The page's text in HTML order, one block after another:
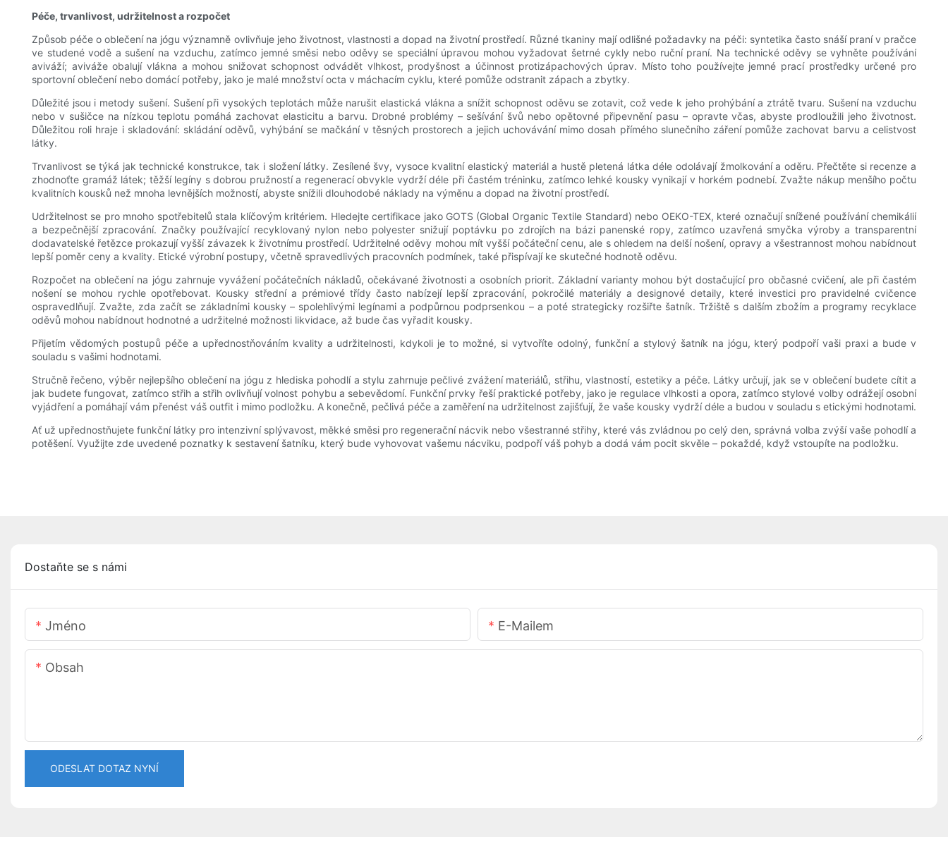
Péče, trvanlivost, udržitelnost a rozpočet
Způsob péče o oblečení na jógu významně ovlivňuje jeho životnost, vlastnosti a dopad na životní prostředí. Různé tkaniny mají odlišné požadavky na péči: syntetika často snáší praní v pračce
ve studené vodě a sušení na vzduchu, zatímco jemné směsi nebo oděvy se speciální úpravou mohou vyžadovat šetrné cykly nebo ruční praní. Na technické oděvy se vyhněte používání
aviváží; aviváže obalují vlákna a mohou snižovat schopnost odvádět vlhkost, prodyšnost a účinnost protizápachových úprav. Místo toho používejte jemné prací prostředky určené pro
sportovní oblečení nebo domácí potřeby, jako je malé množství octa v máchacím cyklu, které pomůže odstranit zápach a zbytky.
Důležité jsou i metody sušení. Sušení při vysokých teplotách může narušit elastická vlákna a snížit schopnost oděvu se zotavit, což vede k jeho prohýbání a ztrátě tvaru. Sušení na vzduchu
nebo v sušičce na nízkou teplotu pomáhá zachovat elasticitu a barvu. Drobné problémy – sešívání švů nebo opětovné připevnění pasu – opravte včas, abyste prodloužili jeho životnost.
Důležitou roli hraje i skladování: skládání oděvů, vyhýbání se mačkání v těsných prostorech a jejich uchovávání mimo dosah přímého slunečního záření pomůže zachovat barvu a celistvost
látky.
Trvanlivost se týká jak technické konstrukce, tak i složení látky. Zesílené švy, vysoce kvalitní elastický materiál a hustě pletená látka déle odolávají žmolkování a oděru. Přečtěte si recenze a
zhodnoťte gramáž látek; těžší legíny s dobrou pružností a regenerací obvykle vydrží déle při častém tréninku, zatímco lehké kousky vynikají v horkém podnebí. Zvažte nákup menšího počtu
kvalitních kousků než mnoha levnějších možností, abyste snížili dlouhodobé náklady na výměnu a dopad na životní prostředí.
Udržitelnost se pro mnoho spotřebitelů stala klíčovým kritériem. Hledejte certifikace jako GOTS (Global Organic Textile Standard) nebo OEKO-TEX, které označují snížené používání chemikálií
a bezpečnější zpracování. Značky používající recyklovaný nylon nebo polyester snižují poptávku po zdrojích na bázi panenské ropy, zatímco uzavřená smyčka výroby a transparentní
dodavatelské řetězce prokazují vyšší závazek k životnímu prostředí. Udržitelné oděvy mohou mít vyšší počáteční cenu, ale s ohledem na delší nošení, opravy a všestrannost mohou nabídnout
lepší poměr ceny a kvality. Etické výrobní postupy, včetně spravedlivých pracovních podmínek, také přispívají ke skutečné hodnotě oděvu.
Rozpočet na oblečení na jógu zahrnuje vyvážení počátečních nákladů, očekávané životnosti a osobních priorit. Základní varianty mohou být dostačující pro občasné cvičení, ale při častém
nošení se mohou rychle opotřebovat. Kousky střední a prémiové třídy často nabízejí lepší zpracování, pokročilé materiály a designové detaily, které investici pro pravidelné cvičence
ospravedlňují. Zvažte, zda začít se základními kousky – spolehlivými legínami a podpůrnou podprsenkou – a poté strategicky rozšiřte šatník. Tržiště s dalším zbožím a programy recyklace
oděvů mohou nabídnout hodnotné a udržitelné možnosti likvidace, až bude čas vyřadit kousky.
Přijetím vědomých postupů péče a upřednostňováním kvality a udržitelnosti, kdykoli je to možné, si vytvoříte odolný, funkční a stylový šatník na jógu, který podpoří vaši praxi a bude v
souladu s vašimi hodnotami.
Stručně řečeno, výběr nejlepšího oblečení na jógu z hlediska pohodlí a stylu zahrnuje pečlivé zvážení materiálů, střihu, vlastností, estetiky a péče. Látky určují, jak se v oblečení budete cítit a
jak budete fungovat, zatímco střih a střih ovlivňují volnost pohybu a sebevědomí. Funkční prvky řeší praktické potřeby, jako je regulace vlhkosti a opora, zatímco stylové volby odrážejí osobní
vyjádření a pomáhají vám přenést váš outfit i mimo podložku. A konečně, pečlivá péče a zaměření na udržitelnost zajišťují, že vaše kousky vydrží déle a budou v souladu s etickými hodnotami.
Ať už upřednostňujete funkční látky pro intenzivní splývavost, měkké směsi pro regenerační nácvik nebo všestranné střihy, které vás zvládnou po celý den, správná volba zvýší vaše pohodlí a
potěšení. Využijte zde uvedené poznatky k sestavení šatníku, který bude vyhovovat vašemu nácviku, podpoří váš pohyb a dodá vám pocit skvěle – pokaždé, když vstoupíte na podložku.
Dostaňte se s námi
Jméno E-Mailem
Obsah
ODESLAT DOTAZ NYNÍ